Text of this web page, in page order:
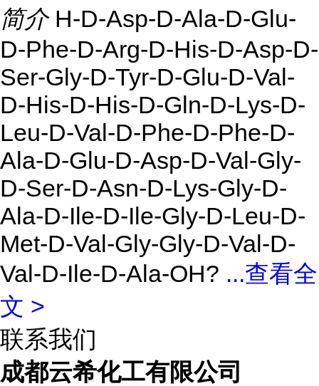
简介 H-D-Asp-D-Ala-D-Glu-
D-Phe-D-Arg-D-His-D-Asp-D-
Ser-Gly-D-Tyr-D-Glu-D-Val-
D-His-D-His-D-Gln-D-Lys-D-
Leu-D-Val-D-Phe-D-Phe-D-
Ala-D-Glu-D-Asp-D-Val-Gly-
D-Ser-D-Asn-D-Lys-Gly-D-
Ala-D-Ile-D-Ile-Gly-D-Leu-D-
Met-D-Val-Gly-Gly-D-Val-D-
Val-D-Ile-D-Ala-OH? ...查看全
文 >
联系我们
成都云希化工有限公司